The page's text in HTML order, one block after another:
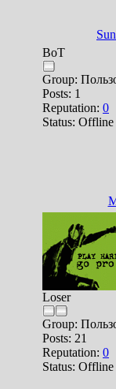
BoT
Group:
Posts: 1
Reputation: 0
Status: Offline
Loser
Group:
Posts: 21
Reputation: 0
Status: Offline